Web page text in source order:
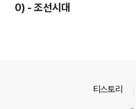
0) - 조선시대
티스토리